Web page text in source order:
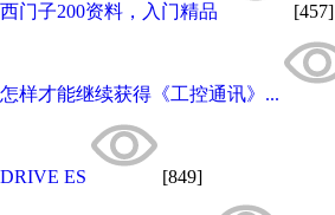
西门子200资料，入门精品 [457]
怎样才能继续获得《工控通讯》...
DRIVE ES [849]